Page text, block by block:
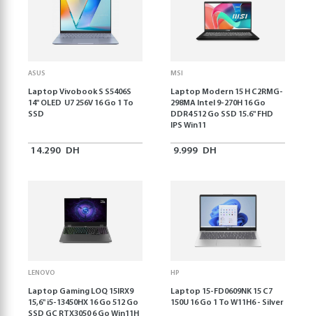
ASUS
Laptop Vivobook S S5406S
14" OLED U7 256V 16 Go 1 To
SSD
14.290 DH
MSI
Laptop Modern 15 H C2RMG-
298MA Intel 9-270H 16 Go
DDR4 512 Go SSD 15.6" FHD
IPS Win11
9.999 DH
LENOVO
Laptop Gaming LOQ 15IRX9
15,6'' i5-13450HX 16 Go 512 Go
SSD GC RTX3050 6 Go Win11H
HP
Laptop 15-FD0609NK 15 C7
150U 16 Go 1 To W11H6 - Silver